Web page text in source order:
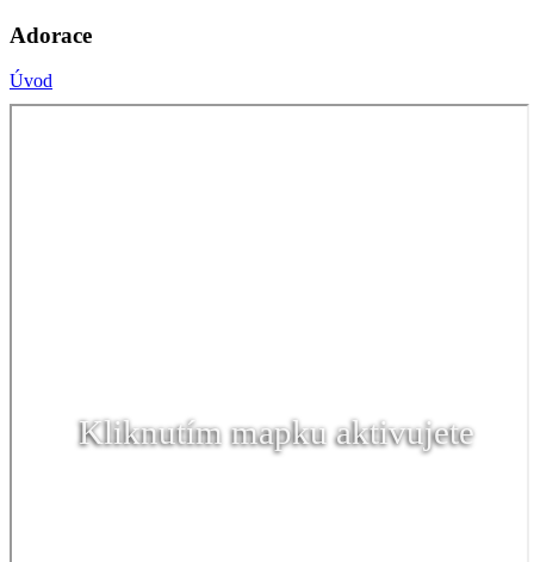
Adorace
Úvod
Kliknutím mapku aktivujete